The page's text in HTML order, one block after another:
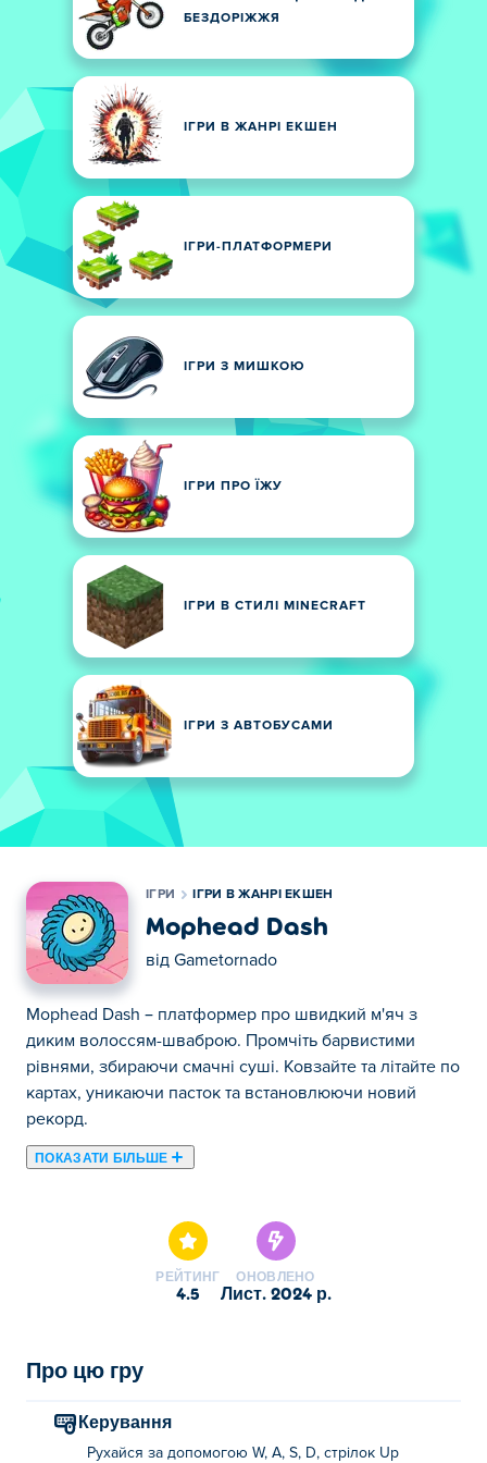
БЕЗДОРІЖЖЯ
ІГРИ В ЖАНРІ ЕКШЕН
ІГРИ-ПЛАТФОРМЕРИ
ІГРИ З МИШКОЮ
ІГРИ ПРО ЇЖУ
ІГРИ В СТИЛІ MINECRAFT
ІГРИ З АВТОБУСАМИ
ІГРИ ІГРИ В ЖАНРІ ЕКШЕН
Mophead Dash
від Gametornado
Mophead Dash – платформер про швидкий м'яч з
диким волоссям-шваброю. Промчіть барвистими
рівнями, збираючи смачні суші. Ковзайте та літайте по
картах, уникаючи пасток та встановлюючи новий
рекорд.
ПОКАЗАТИ БІЛЬШЕ
з буйним, схожим на швабру волоссям, коли він
пролітає різнокольоровими рівнями, збираючи смачні
суші! Плитай, мчись і літай через яскраві світи,
допоможуть вам пройти кожен рівень, розблокувати
підходить для всіх, хто любить стрімкі дії, Mophead
Dash — це веселощі, швидкість і азарт! Чи можете ви
РЕЙТИНГ
4.5
ОНОВЛЕНО
лист. 2024 р.
Про цю гру
Керування
Рухайся за допомогою W, A, S, D, стрілок Up